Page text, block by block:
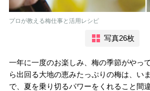
プロが教える梅仕事と活用レシピ
写真26枚
一年に一度のお楽しみ、梅の季節がやっ
ら出回る大地の恵みたっぷりの梅は、い
で、夏を乗り切るパワーをくれること間